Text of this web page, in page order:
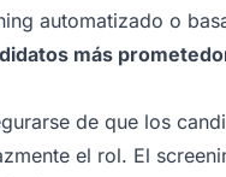
automatizado o
más
de que los
el rol. El